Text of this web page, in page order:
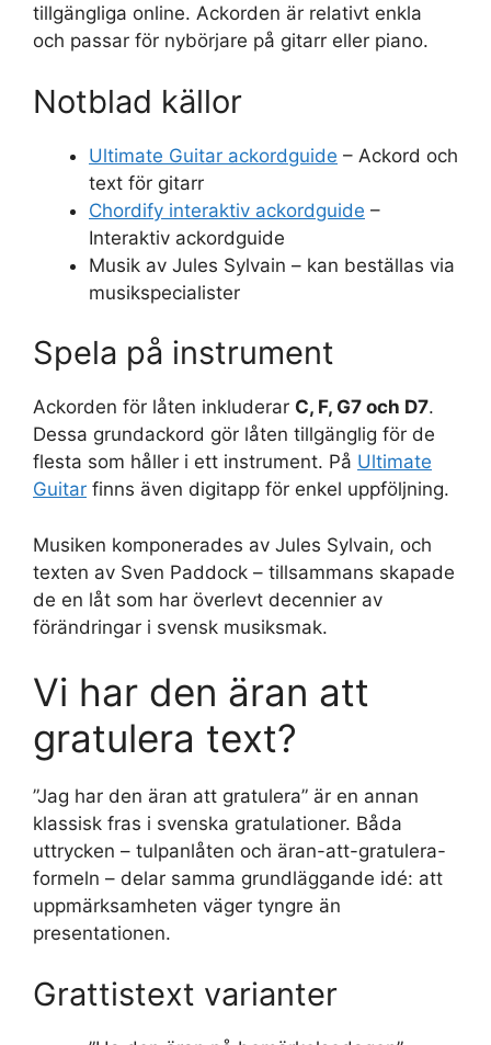
tillgängliga online. Ackorden är relativt enkla
och passar för nybörjare på gitarr eller piano.
Notblad källor
Ultimate Guitar ackordguide – Ackord och
text för gitarr
Chordify interaktiv ackordguide –
Interaktiv ackordguide
Musik av Jules Sylvain – kan beställas via
musikspecialister
Spela på instrument
Ackorden för låten inkluderar C, F, G7 och D7.
Dessa grundackord gör låten tillgänglig för de
flesta som håller i ett instrument. På Ultimate
Guitar finns även digitapp för enkel uppföljning.
Musiken komponerades av Jules Sylvain, och
texten av Sven Paddock – tillsammans skapade
de en låt som har överlevt decennier av
förändringar i svensk musiksmak.
Vi har den äran att
gratulera text?
”Jag har den äran att gratulera” är en annan
klassisk fras i svenska gratulationer. Båda
uttrycken – tulpanlåten och äran-att-gratulera-
formeln – delar samma grundläggande idé: att
uppmärksamheten väger tyngre än
presentationen.
Grattistext varianter